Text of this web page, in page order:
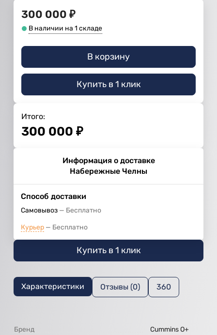
300 000 ₽
В наличии на 1 складе
В корзину
Купить в 1 клик
Итого:
300 000 ₽
Информация о доставке
Набережные Челны
Способ доставки
Самовывоз Бесплатно
Курьер Бесплатно
Купить в 1 клик
Характеристики Отзывы (0) 360
Бренд Cummins O+